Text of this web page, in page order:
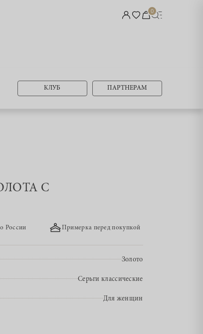
0
КЛУБ ПАРТНЕРАМ
С
России Примерка перед покупкой
Золото
Серьги классические
Для женщин